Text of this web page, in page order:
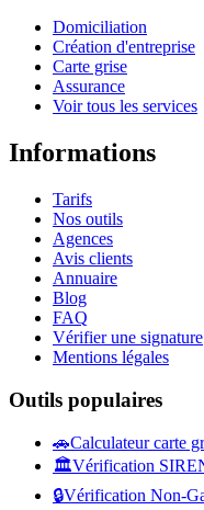
Domiciliation
Création d'entreprise
Carte grise
Assurance
Voir tous les services
Informations
Tarifs
Nos outils
Agences
Avis clients
Annuaire
Blog
FAQ
Vérifier une signature
Mentions légales
Outils populaires
🚗Calculateur carte
🏛️Vérification
🔒Vérification Non-